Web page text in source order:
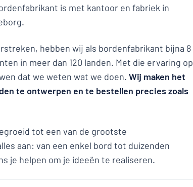
Acryl borden
Bordjes van messing
RVS typeplaatjes
Affiches
Kun je niet vinden wat je zoekt?
is met kantoor en fabriek in
hebben wij als bordenfabrikant bijna 8
in meer dan 120 landen. Met die ervaring op
dat we weten wat we doen. Wij maken het
te ontwerpen en te bestellen precies zoals
tot een van de grootste
aan: van een enkel bord tot duizenden
je helpen om je ideeën te realiseren.